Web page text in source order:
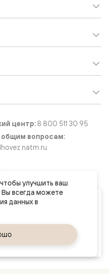
центр: 8 800 511 30 95
общим вопросам:
улучшить ваш
Вы всегда можете
данных в